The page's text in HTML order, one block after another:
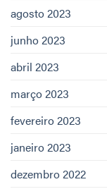
agosto 2023
junho 2023
abril 2023
março 2023
fevereiro 2023
janeiro 2023
dezembro 2022